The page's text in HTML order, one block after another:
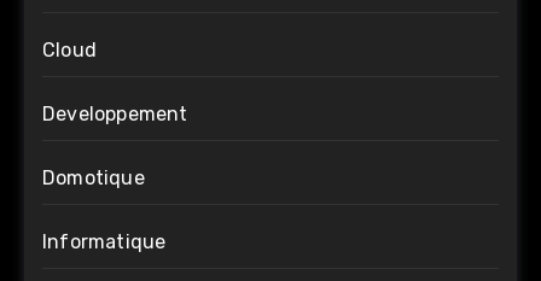
Cloud
Developpement
Domotique
Informatique